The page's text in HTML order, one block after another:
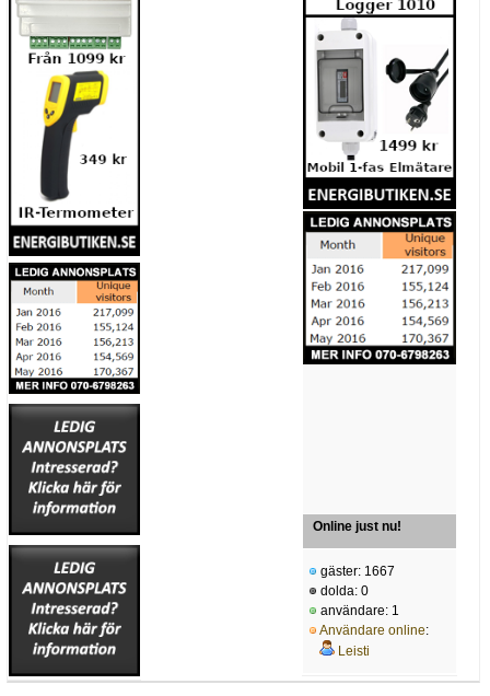
Online just nu!
gäster: 1667
dolda: 0
användare: 1
Användare online:
Leisti